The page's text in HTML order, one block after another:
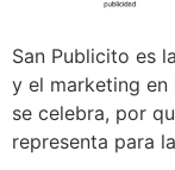
San Publicito es
y el marketing en
se celebra, por
representa para